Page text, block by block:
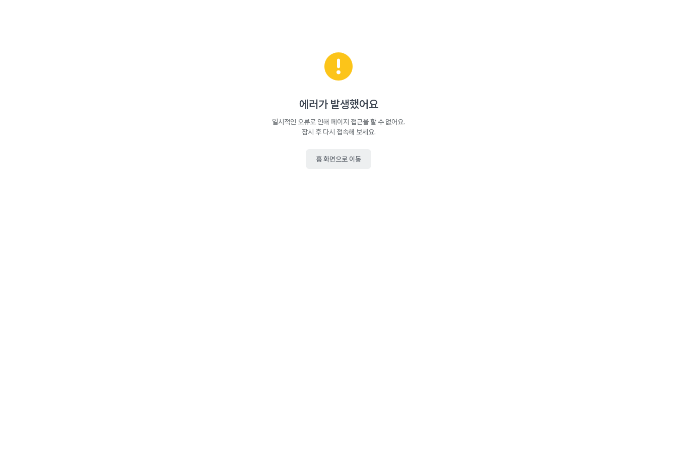
에러가 발생했어요
일시적인 오류로 인해 페이지 접근을 할 수 없어요.
잠시 후 다시 접속해 보세요.
홈 화면으로 이동